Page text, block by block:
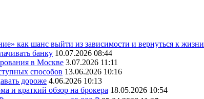
как шанс выйти из зависимости и вернуться к жизни
банку 10.07.2026 08:44
в Москве 3.07.2026 11:11
способов 13.06.2026 10:16
дороже 4.06.2026 10:13
и краткий обзор на брокера 18.05.2026 10:54